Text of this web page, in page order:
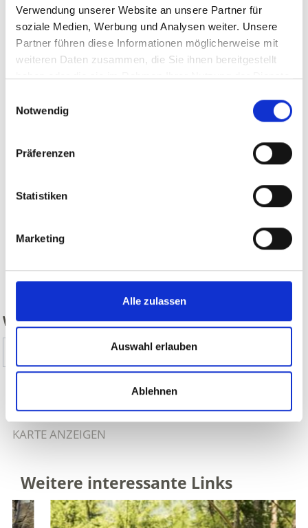
Verwendung unserer Website an unsere Partner für
soziale Medien, Werbung und Analysen weiter. Unsere
Partner führen diese Informationen möglicherweise mit
weiteren Daten zusammen, die Sie ihnen bereitgestellt
haben oder die sie im Rahmen Ihrer Nutzung der Dienste
Notwendig
Präferenzen
Statistiken
Marketing
Alle zulassen
Auswahl erlauben
Ablehnen
WAR DER INHALT FÜR SIE HILFREICH?
KRAXELMÖGLICHKEITEN IM VINSCHGAU AUF
KARTE ANZEIGEN
Weitere interessante Links